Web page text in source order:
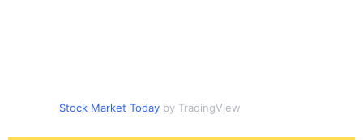
Stock Market Today by TradingView